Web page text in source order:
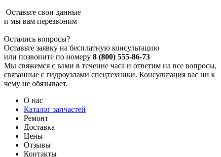
Оставьте свои данные
и мы вам перезвоним
Остались вопросы?
Оставьте заявку на бесплатную консультацию
или позвоните по номеру 8 (800) 555-86-73
Мы свяжемся с вами в течение часа и ответим на все вопросы,
связанные с гидроузлами спецтехники. Консультация вас ни к
чему не обязывает.
О нас
Каталог запчастей
Ремонт
Доставка
Цены
Отзывы
Контакты